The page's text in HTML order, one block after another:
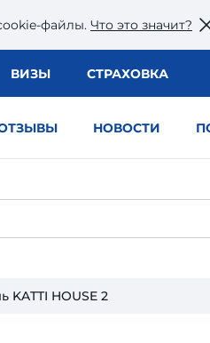
файлы. Что это значит?
ВИЗЫ СТРАХОВКА
НОВОСТИ
KATTI HOUSE 2